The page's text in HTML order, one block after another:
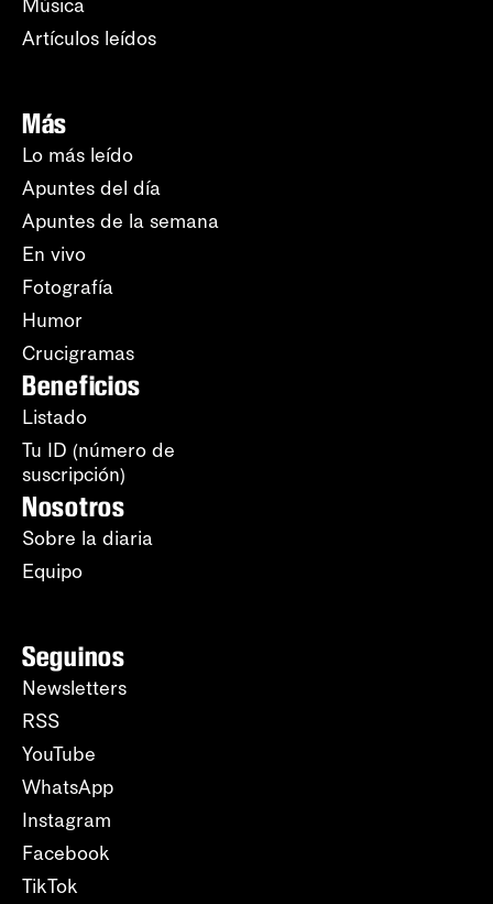
Música
Artículos leídos
Más
Lo más leído
Apuntes del día
Apuntes de la semana
En vivo
Fotografía
Humor
Crucigramas
Beneficios
Listado
Tu ID (número de
suscripción)
Nosotros
Sobre la diaria
Equipo
Seguinos
Newsletters
RSS
YouTube
WhatsApp
Instagram
Facebook
TikTok